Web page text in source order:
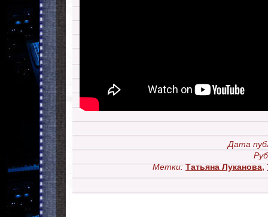
Дата
Метки: Татьяна Луканова,